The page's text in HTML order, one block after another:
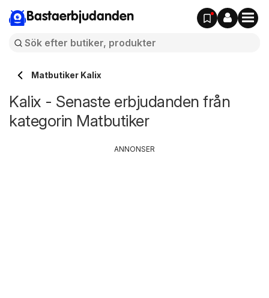
Bastaerbjudanden
Matbutiker Kalix
Kalix - Senaste erbjudanden från
kategorin Matbutiker
ANNONSER